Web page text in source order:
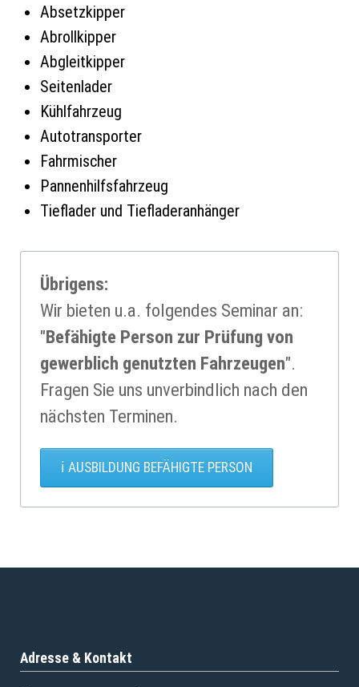
Absetzkipper
Abrollkipper
Abgleitkipper
Seitenlader
Kühlfahrzeug
Autotransporter
Fahrmischer
Pannenhilfsfahrzeug
Tieflader und Tiefladeranhänger
Übrigens:
Wir bieten u.a. folgendes Seminar an:
"Be­fähig­te Per­son zur Prü­fung von
gewerb­lich genutz­ten Fahr­zeugen".
Fragen Sie uns unverbind­lich nach den
nächsten Termi­nen.
AUSBILDUNG BEFÄHIGTE PERSON
Adresse & Kontakt